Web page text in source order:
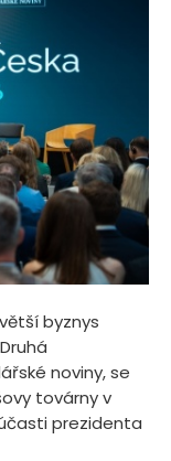
byznys
noviny, se
továrny v
prezidenta